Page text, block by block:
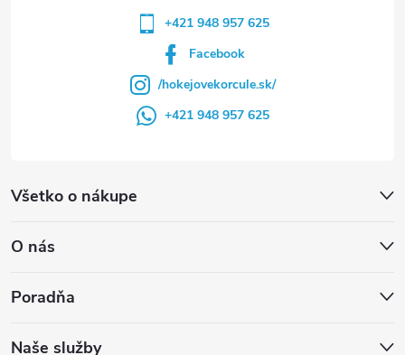
Všetko o nákupe
O nás
Poradňa
Naše služby
+421 948 957 625
Facebook
/hokejovekorcule.sk/
+421 948 957 625